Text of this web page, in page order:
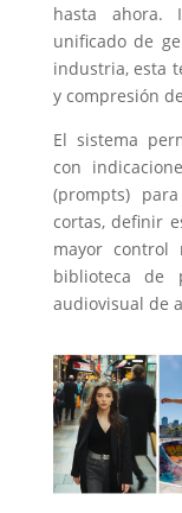
hasta ahora.
unificado de
industria, esta
y compresión
El sistema
con
(prompts)
cortas, definir
mayor control
biblioteca de
audiovisual de